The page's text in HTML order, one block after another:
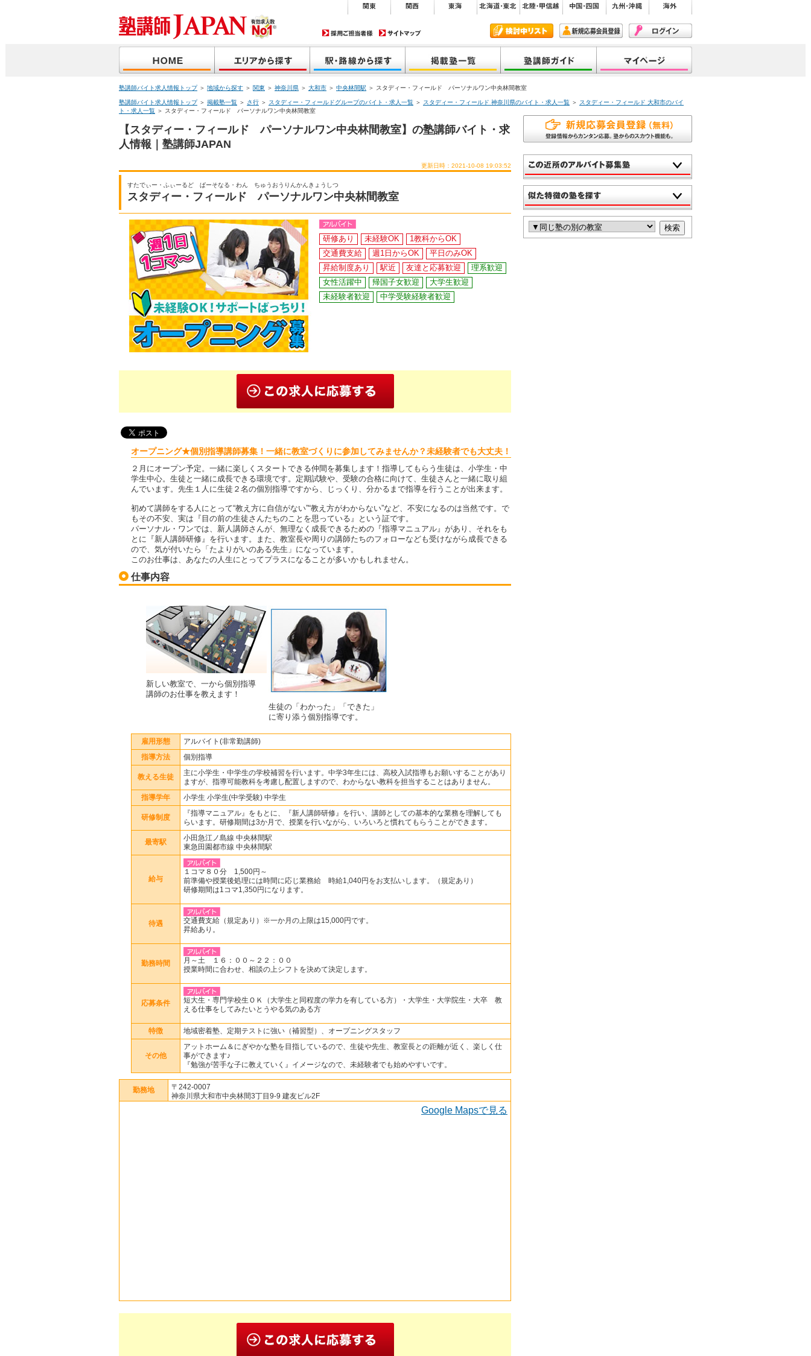
塾講師バイト求人情報トップ＞ 地域から探す ＞ 関東 ＞ 神奈川県 ＞ 大和市 ＞ 中央林間駅 ＞ スタディー・フィールド パーソナルワン中央林間教室
塾講師バイト求人情報トップ＞ 掲載塾一覧 ＞ さ行 ＞ スタディー・フィールドグループのバイト・求人一覧 ＞ スタディー・フィールド 神奈川県のバイト・求人一覧 ＞ スタディー・フィールド 大和市のバイ
ト・求人一覧 ＞ スタディー・フィールド パーソナルワン中央林間教室
【スタディー・フィールド パーソナルワン中央林間教室】の塾講師バイト・求
人情報｜塾講師JAPAN
更新日時：2021-10-08 19:03:52
すたでぃー・ふぃーるど ぱーそなる・わん ちゅうおうりんかんきょうしつ
スタディー・フィールド パーソナルワン中央林間教室
研修あり 未経験OK
1教科からOK
交通費支給
週1日からOK
平日のみOK
昇給制度あり
駅近 友達と応募歓迎
理系歓迎
女性活躍中
帰国子女歓迎
大学生歓迎
未経験者歓迎
中学受験経験者歓迎
オープニング★個別指導講師募集！一緒に教室づくりに参加してみませんか？未経験者でも大丈夫！
２月にオープン予定。一緒に楽しくスタートできる仲間を募集します！指導してもらう生徒は、小学生・中
学生中心。生徒と一緒に成長できる環境です。定期試験や、受験の合格に向けて、生徒さんと一緒に取り組
んでいます。先生１人に生徒２名の個別指導ですから、じっくり、分かるまで指導を行うことが出来ます。
初めて講師をする人にとって“教え方に自信がない”“教え方がわからない”など、不安になるのは当然です。で
もその不安、実は『目の前の生徒さんたちのことを思っている』という証です。
パーソナル・ワンでは、新人講師さんが、無理なく成長できるための『指導マニュアル』があり、それをも
とに『新人講師研修』を行います。また、教室長や周りの講師たちのフォローなども受けながら成長できる
ので、気が付いたら「たよりがいのある先生」になっています。
このお仕事は、あなたの人生にとってプラスになることが多いかもしれません。
仕事内容
新しい教室で、一から個別指導
講師のお仕事を教えます！
生徒の「わかった」「できた」
に寄り添う個別指導です。
雇用形態 アルバイト(非常勤講師)
指導方法 個別指導
教える生徒
主に小学生・中学生の学校補習を行います。中学3年生には、高校入試指導もお願いすることがあり
ますが、指導可能教科を考慮し配置しますので、わからない教科を担当することはありません。
指導学年 小学生 小学生(中学受験) 中学生
研修制度
『指導マニュアル』をもとに、『新人講師研修』を行い、講師としての基本的な業務を理解しても
らいます。研修期間は3か月で、授業を行いながら、いろいろと慣れてもらうことができます。
最寄駅
小田急江ノ島線 中央林間駅
東急田園都市線 中央林間駅
給与
１コマ８０分 1,500円～
前準備や授業後処理には時間に応じ業務給 時給1,040円をお支払いします。（規定あり）
研修期間は1コマ1,350円になります。
待遇
交通費支給（規定あり）※一か月の上限は15,000円です。
昇給あり。
勤務時間
月～土 １６：００～２２：００
授業時間に合わせ、相談の上シフトを決めて決定します。
応募条件
短大生・専門学校生ＯＫ（大学生と同程度の学力を有している方）・大学生・大学院生・大卒 教
える仕事をしてみたいとうやる気のある方
特徴 地域密着塾、定期テストに強い（補習型）、オープニングスタッフ
その他
アットホーム＆にぎやかな塾を目指しているので、生徒や先生、教室長との距離が近く、楽しく仕
事ができます♪
『勉強が苦手な子に教えていく』イメージなので、未経験者でも始めやすいです。
勤務地
〒242-0007
神奈川県大和市中央林間3丁目9-9 建友ビル2F
Google Mapsで見る